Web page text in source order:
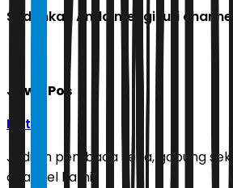
Sudahkah Anda mengikuti
Jawa Pos
Ikuti
Jadilah pembaca setia, gabung
channel kami!